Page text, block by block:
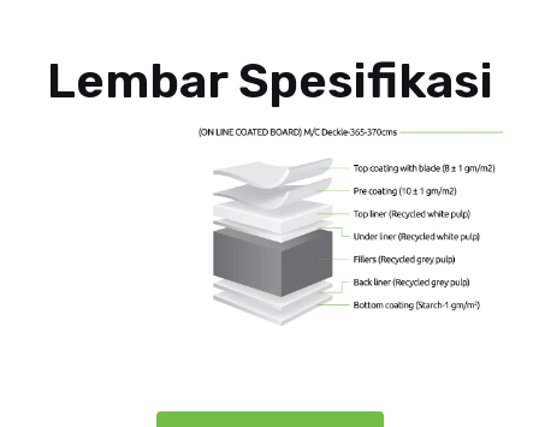
Lembar Spesifikasi